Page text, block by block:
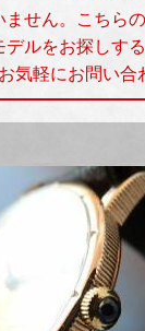
ません。こちら
ルをお探しす
お気軽にお問い合